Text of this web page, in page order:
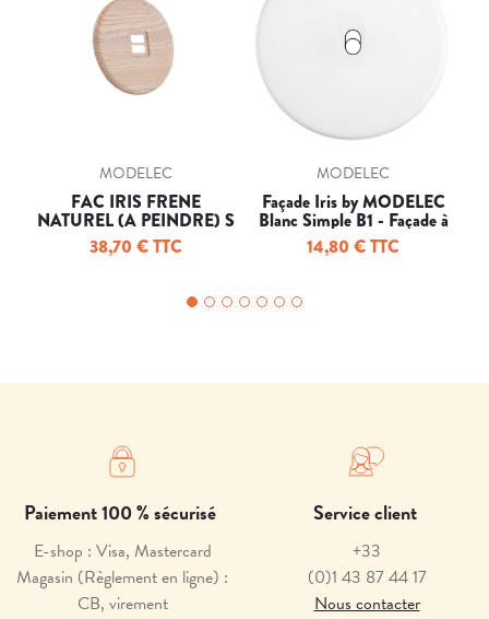
MODELEC
FAC IRIS FRENE
NATUREL (A PEINDRE) S
U1
38,70 € TTC
MODELEC
Façade Iris by MODELEC
Blanc Simple B1 - Façade à
clip.
14,80 € TTC
Paiement 100 % sécurisé
E-shop : Visa, Mastercard
Magasin (Règlement en ligne) :
CB, virement
Service client
+33
(0)1 43 87 44 17
Nous contacter